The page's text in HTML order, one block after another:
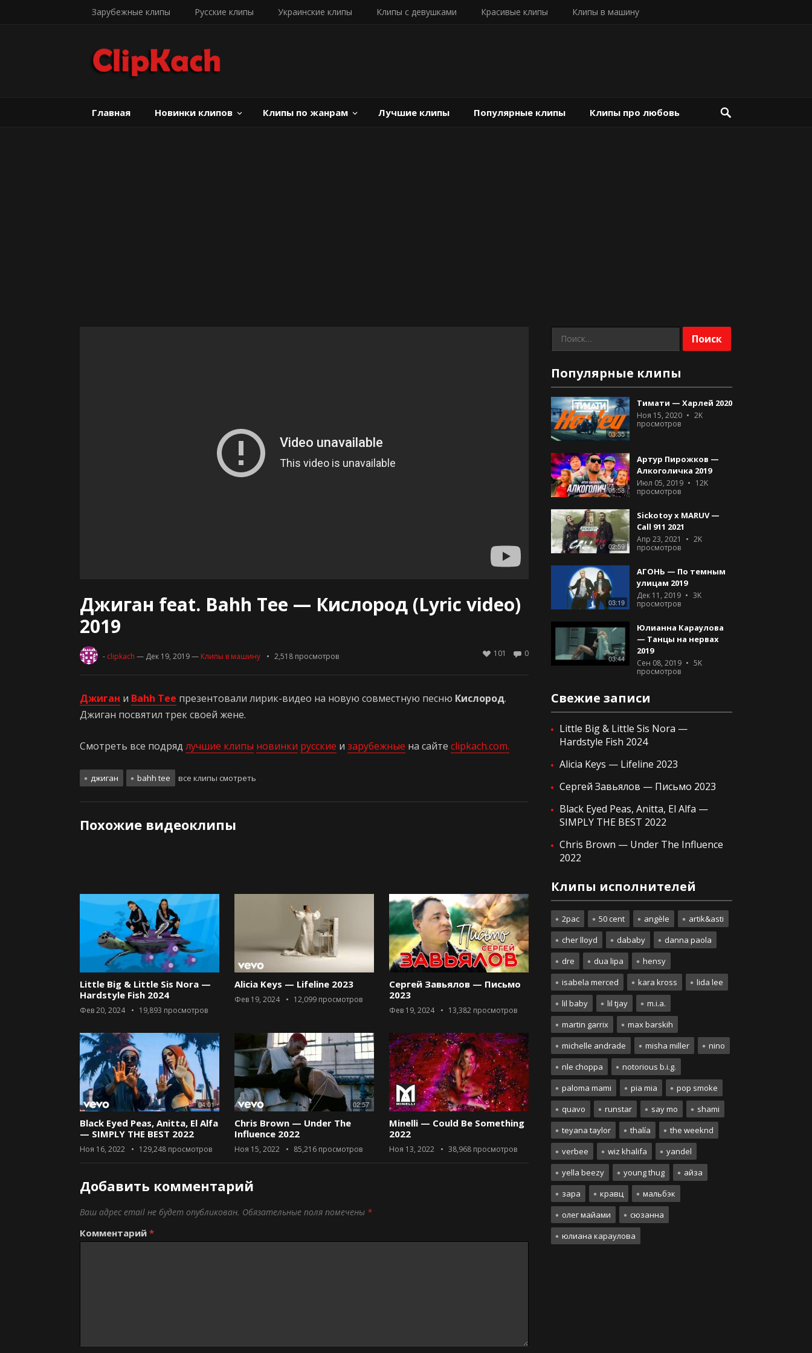
Зарубежные клипы Русские клипы Украинские клипы Клипы с девушками Красивые клипы Клипы в машину
Главная Новинки клипов Клипы по жанрам Лучшие клипы Популярные клипы Клипы про любовь
Джиган feat. Bahh Tee — Кислород (Lyric video)
2019
- clipkach — Дек 19, 2019— Клипы в машину 2,518 просмотров 0
101
Джиган и Bahh Tee презентовали лирик-видео на новую совместную песню Кислород.
Джиган посвятил трек своей жене.
Смотреть все подряд лучшие клипы новинки русские и зарубежные на сайте clipkach.com.
джиган bahh tee все клипы смотреть
Похожие видеоклипы
Little Big & Little Sis Nora —
Hardstyle Fish 2024
Фев 20, 2024 19,893 просмотров
Alicia Keys — Lifeline 2023
Фев 19, 2024 12,099 просмотров
Сергей Завьялов — Письмо
2023
Фев 19, 2024 13,382 просмотров
04:01
Black Eyed Peas, Anitta, El Alfa
— SIMPLY THE BEST 2022
Ноя 16, 2022 129,248 просмотров
02:57
Chris Brown — Under The
Influence 2022
Ноя 15, 2022 85,216 просмотров
Minelli — Could Be Something
2022
Ноя 13, 2022 38,968 просмотров
Добавить комментарий
Ваш адрес email не будет опубликован. Обязательные поля помечены *
Комментарий *
Найти:
Популярные клипы
03:35
Тимати — Харлей 2020
Ноя 15, 2020
2K
просмотров
05:58
Артур Пирожков —
Алкоголичка 2019
Июл 05, 2019
12K
просмотров
02:59
Sickotoy x MARUV —
Call 911 2021
Апр 23, 2021
2K
просмотров
03:19
АГОНЬ — По темным
улицам 2019
Дек 11, 2019
3K
просмотров
03:44
Юлианна Караулова
— Танцы на нервах
2019
Сен 08, 2019
5K
просмотров
Свежие записи
Little Big & Little Sis Nora —
Hardstyle Fish 2024
Alicia Keys — Lifeline 2023
Сергей Завьялов — Письмо 2023
Black Eyed Peas, Anitta, El Alfa —
SIMPLY THE BEST 2022
Chris Brown — Under The Influence
2022
Клипы исполнителей
2pac 50 cent angèle
artik&asti
cher lloyd
dababy
danna paola
dre
dua lipa
hensy
isabela merced
kara kross
lida lee
lil baby
lil tjay
m.i.a.
martin garrix
max barskih
michelle andrade
misha miller
nino
nle choppa
notorious b.i.g.
paloma mami
pia mia
pop smoke
quavo
runstar say mo
shami
teyana taylor
thalía
the weeknd
verbee
wiz khalifa
yandel
yella beezy
young thug
айза
зара
кравц
мальбэк
олег майами
сюзанна
юлиана караулова